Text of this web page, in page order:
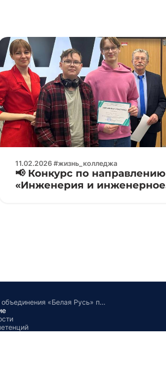
11.02.2026 #жизнь_колледжа
📢 Конкурс по направлению
«Инженерия и инженерное
Ряды Республиканского общественного объединения «Белая Русь» пополнили более 50 представителей УО «БГУИР» филиал «Минский радиотехнический колледж»